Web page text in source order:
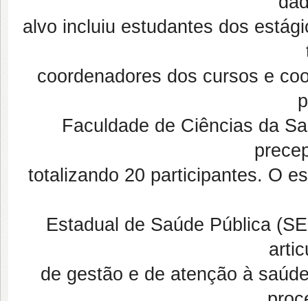
alvo incluiu estudantes dos
coordenadores dos cursos e
Faculdade de Ciências da
totalizando 20 participantes. O
Estadual de Saúde Pública
de gestão e de atenção à